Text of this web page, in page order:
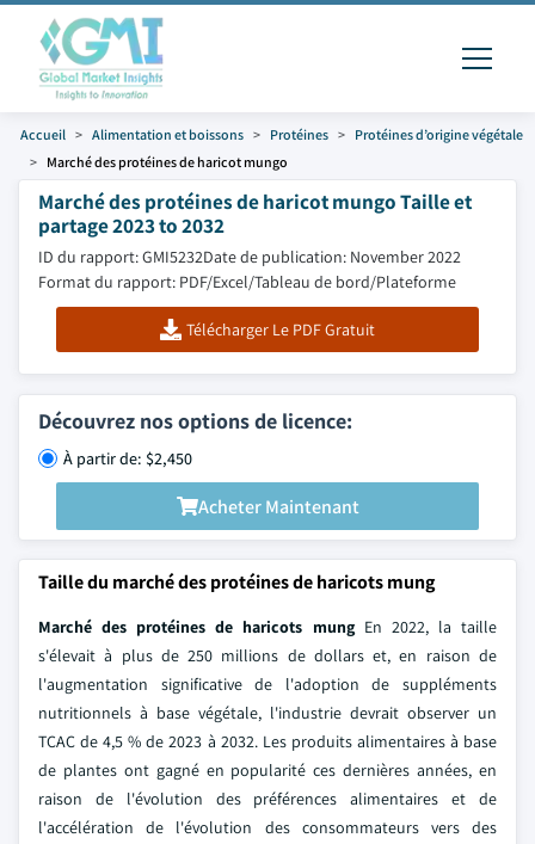
Accueil Alimentation et boissons Protéines
Protéines d’origine végétale
Marché des protéines de haricot mungo
Marché des protéines de haricot mungo Taille et
partage 2023 to 2032
ID du rapport: GMI5232Date de publication: November 2022
Format du rapport: PDF/Excel/Tableau de bord/Plateforme
Télécharger Le PDF Gratuit
Découvrez nos options de licence:
À partir de: $2,450
Acheter Maintenant
Taille du marché des protéines de haricots mung
Marché des protéines de haricots mungEn 2022, la taille
s'élevait à plus de 250 millions de dollars et, en raison de
l'augmentation significative de l'adoption de suppléments
nutritionnels à base végétale, l'industrie devrait observer un
TCAC de 4,5 % de 2023 à 2032. Les produits alimentaires à base
de plantes ont gagné en popularité ces dernières années, en
raison de l'évolution des préférences alimentaires et de
l'accélération de l'évolution des consommateurs vers des